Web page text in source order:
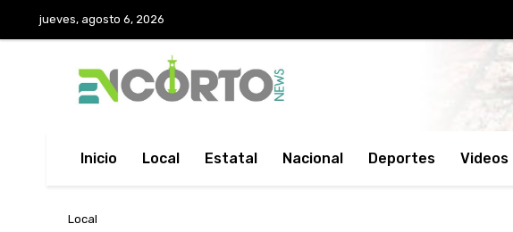
jueves, agosto 6, 2026
Inicio Local Estatal Nacional Deportes Videos
Local